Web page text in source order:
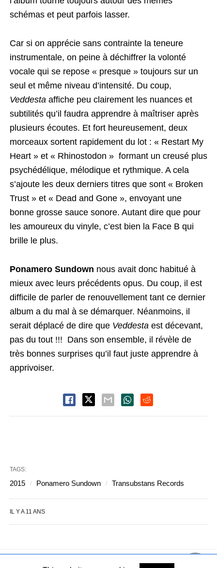
schémas et peut parfois lasser.
Car si on apprécie sans contrainte la teneure
instrumentale, on peine à déchiffrer la volonté
vocale qui se repose « presque » toujours sur un
seul et même niveau d’intensité. Du coup,
Veddesta affiche peu clairement les nuances et
subtilités qu’il faudra apprendre à maîtriser après
plusieurs écoutes. Et fort heureusement, deux
morceaux sortent rapidement du lot : « Restart My
Heart » et « Rhinostodon » formant un creusé plus
psychédélique, mélodique et rythmique. A cela
s’ajoute les deux derniers titres que sont « Broken
Trust » et « Dead and Gone », envoyant une
bonne grosse sauce sonore. Autant dire que pour
les amoureux du vinyle, c’est bien la Face B qui
brille le plus.
Ponamero Sundown nous avait donc habitué à
mieux avec leurs précédents opus. Du coup, il est
difficile de parler de renouvellement tant ce dernier
album a du mal à se démarquer. Néanmoins, il
serait déplacé de dire que Veddesta est décevant,
pas du tout !!! Dans son ensemble, il révèle de
très bonnes surprises qu’il faut juste apprendre à
apprivoiser.
TAGS:
2015 Ponamero Sundown Transubstans Records
IL Y A 11 ANS